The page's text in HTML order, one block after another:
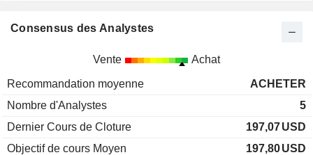
Consensus des Analystes
Vente Achat
Recommandation moyenne
ACHETER
Nombre d'Analystes
5
Dernier Cours de Cloture
197,07USD
Objectif de cours Moyen
197,80USD